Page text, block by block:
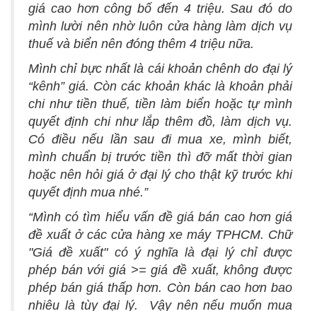
giá cao hơn công bố đến 4 triệu. Sau đó do
mình lười nên nhờ luôn cửa hàng làm dịch vụ
thuế và biển nên đóng thêm 4 triệu nữa.
Mình chỉ bực nhất là cái khoản chênh do đại lý
“kênh” giá. Còn các khoản khác là khoản phải
chi như tiền thuế, tiền làm biển hoặc tự mình
quyết định chi như lắp thêm đồ, làm dịch vụ.
Có điều nếu lần sau đi mua xe, mình biết,
mình chuẩn bị trước tiền thì đỡ mất thời gian
hoặc nên hỏi giá ở đại lý cho thật kỹ trước khi
quyết định mua nhé.”
“Mình có tìm hiểu vấn đề giá bán cao hơn giá
đề xuất ở các cửa hàng xe máy TPHCM. Chữ
"Giá đề xuất" có ý nghĩa là đại lý chỉ được
phép bán với giá >= giá đề xuất, không được
phép bán giá thấp hơn. Còn bán cao hơn bao
nhiêu là tùy đại lý. Vậy nên nếu muốn mua